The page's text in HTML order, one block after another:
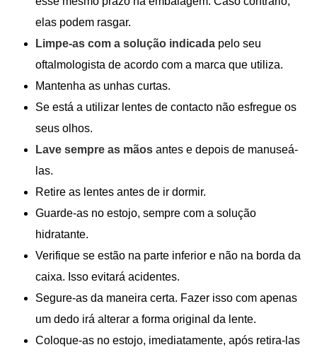
elas podem rasgar.
Limpe-as com a solução indicada pelo seu
oftalmologista de acordo com a marca que utiliza.
Mantenha as unhas curtas.
Se está a utilizar lentes de contacto não esfregue os
seus olhos.
Lave sempre as mãos antes e depois de manuseá-
las.
Retire as lentes antes de ir dormir.
Guarde-as no estojo, sempre com a solução
hidratante.
Verifique se estão na parte inferior e não na borda da
caixa. Isso evitará acidentes.
Segure-as da maneira certa. Fazer isso com apenas
um dedo irá alterar a forma original da lente.
Coloque-as no estojo, imediatamente, após retira-las